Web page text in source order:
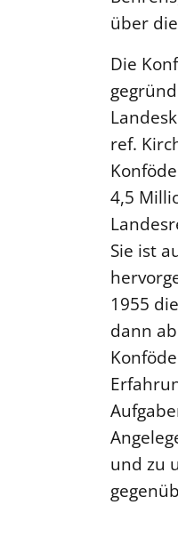
über
Die
ref.
4,5
Sie ist
1955
dann
und zu